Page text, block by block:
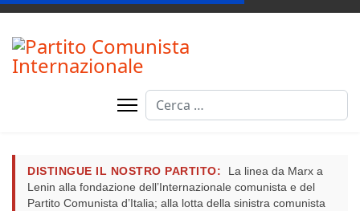
Cerca
DISTINGUE IL NOSTRO PARTITO:
La linea da Marx a
Lenin alla fondazione dell’Internazionale comunista e del
Partito Comunista d’Italia; alla lotta della sinistra comunista